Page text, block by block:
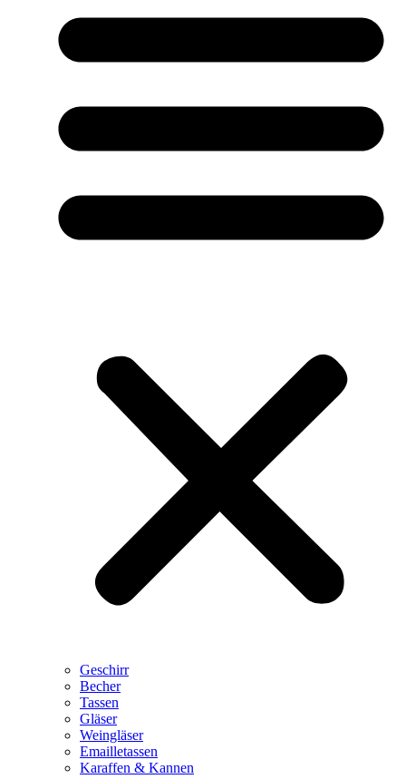
Geschirr
Becher
Tassen
Gläser
Weingläser
Emailletassen
Karaffen & Kannen